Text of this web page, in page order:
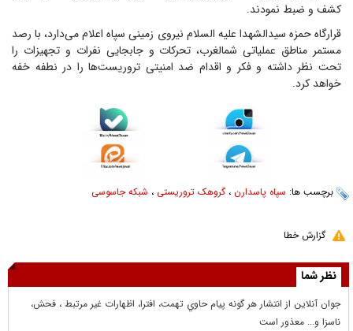
کشف و ضبط نمودند.
قرارگاه حمزه سیدالشهدا علیه السلام نیروی زمینی سپاه اعلام می‌دارد، با رصد
مستمر مناطق عملیاتی شمالغرب، تحرکات و جابجایی نفرات و تجهیزات را
تحت نظر داشته و فکر و اقدام ضد امنیتی تروریست‌ها را در نطفه خفه
خواهد کرد.
برچسب ها: سپاه پاسدارن ، گروهک تروریستی ، شبکه جاسوسی
گزارش خطا
نظر شما
جوان آنلاين از انتشار هر گونه پيام حاوي تهمت، افترا، اظهارات غير مرتبط ، فحش،
ناسزا و... معذور است